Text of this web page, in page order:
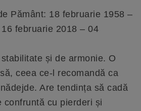
Pământ: 18 februarie 1958 –
februarie 2018 – 04
și de armonie. O
ceea ce-l recomandă ca
Are tendința să cadă
confruntă cu pierderi și